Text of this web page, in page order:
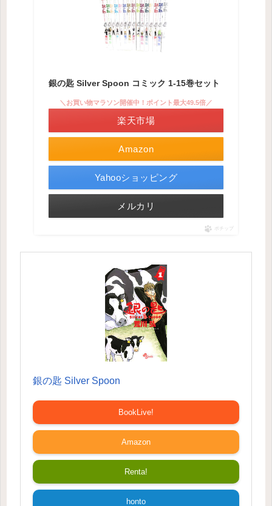
銀の匙 Silver Spoon コミック 1-15巻セット
Amazon
＼お買い物マラソン開催中！ポイント最大49.5倍／
楽天市場
Yahooショッピング
メルカリ
ポチップ
銀の匙 Silver Spoon
BookLive!
Amazon
Renta!
honto